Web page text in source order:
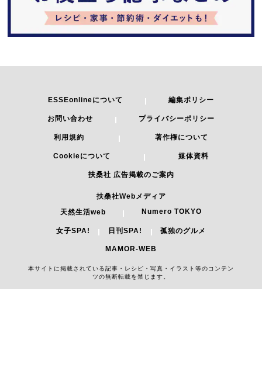
ESSEonlineについて 編集ポリシー
お問い合わせ プライバシーポリシー
利用規約 著作権について
Cookieについて 媒体資料
扶桑社 広告掲載のご案内
扶桑社Webメディア
天然生活web
Numero TOKYO
女子SPA! 日刊SPA! 孤独のグルメ
MAMOR-WEB
本サイトに掲載されている記事・レシピ・写真・イラスト等のコンテン
ツの無断転載を禁じます。